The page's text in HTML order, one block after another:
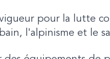
pour la lutte
l'alpinisme et le